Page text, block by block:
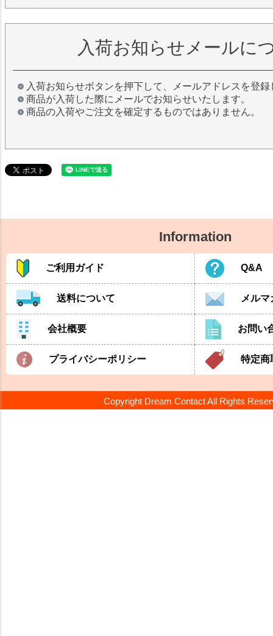
入荷お知らせメールに
入荷お知らせボタンを押下して、メールアドレスを登
商品が入荷した際にメールでお知らせいたします。
商品の入荷やご注文を確定するものではありません。
Information
ご利用ガイド Q&A
送料について メル
会社概要 お問い
プライバシーポリシー 特定商
Copyright Dream Contact All Rights